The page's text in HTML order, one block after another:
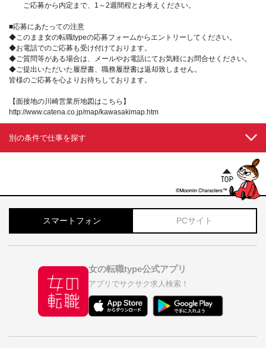
ご応募から内定まで、1～2週間程とお考えください。
■応募にあたっての注意
◆このまま女の転職typeの応募フォームからエントリーしてください。
◆お電話でのご応募も受け付けております。
◆ご質問等がある場合は、メールやお電話にてお気軽にお問合せください。
◆ご提出いただいた履歴書、職務履歴書は返却致しません。
皆様のご応募を心よりお待ちしております。
【面接地の川崎営業所地図はこちら】
http://www.catena.co.jp/map/kawasakimap.htm
別の条件で仕事を探す
スマートフォン PCサイト
女の転職type公式アプリ
アプリでサクサク求人検索！